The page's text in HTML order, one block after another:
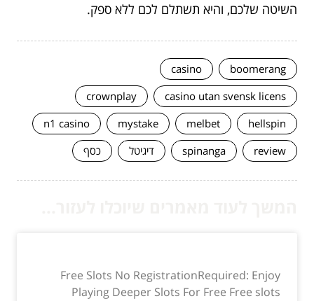
השיטה שלכם, והיא תשתלם לכם ללא ספק.
boomerang
casino
casino utan svensk licens
crownplay
hellspin
melbet
mystake
n1 casino
review
spinanga דיגיטל כסף
Free Slots No RegistrationRequired: Enjoy
Playing Deeper Slots For Free Free slots